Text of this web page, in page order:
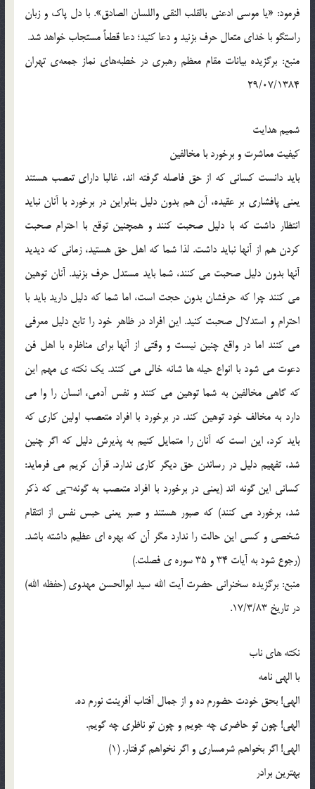
فرمود: «يا موسى ادعنى بالقلب النقى واللسان الصادق». با دل پاك و زبان
راستگو با خداى متعال حرف بزنيد و دعا كنيد؛ دعا قطعاً مستجاب خواهد شد.
منبع: برگزیده بيانات مقام معظم رهبری در خطبه‌هاى نماز جمعه‌ى تهران
29/07/1384
شمیم هدایت
کیفیت معاشرت و برخورد با مخالفین
باید دانست کسانی که از حق فاصله گرفته اند، غالبا دارای تعصب هستند
یعنی پافشاری بر عقیده، آن هم بدون دلیل بنابراین در برخورد با آنان نباید
انتظار داشت که با دلیل صحبت کنند و همچنین توقع با احترام صحبت
کردن هم از آنها نباید داشت. لذا شما که اهل حق هستید، زمانی که دیدید
آنها بدون دلیل صحبت می کنند، شما باید مستدل حرف بزنید. آنان توهین
می کنند چرا که حرفشان بدون حجت است، اما شما که دلیل دارید باید با
احترام و استدلال صحبت کنید. این افراد در ظاهر خود را تابع دلیل معرفی
می کنند اما در واقع چنین نیست و وقتی از آنها برای مناظره با اهل فن
دعوت می شود با انواع حیله ها شانه خالی می کنند. یک نکته ی مهم این
که گاهی مخالفین به شما توهین می کنند و نفس آدمی، انسان را وا می
دارد به مخالف خود توهین کند. در برخورد با افراد متعصب اولین کاری که
باید کرد، این است که آنان را متمایل کنیم به پذیرش دلیل که اگر چنین
شد، تفهیم دلیل در رساندن حق دیگر کاری ندارد. قرآن کریم می فرماید:
کسانی این گونه اند (یعنی در برخورد با افراد متعصب به گونه¬یی که ذکر
شد، برخورد می کنند) که صبور هستند و صبر یعنی حبس نفس از انتقام
شخصی و کسی این حالت را ندارد مگر آن که بهره ای عظیم داشته باشد.
(رجوع شود به آیات 34 و 35 سوره ی فصلت.)
منبع: برگزیده سخنرانی حضرت آیت الله سید ابوالحسن مهدوی (حفظه الله)
در تاریخ 17/3/83.
نکته های ناب
با الهی نامه
الهی! بحق خودت حضورم ده و از جمال آفتاب آفرینت نورم ده.
الهی! چون تو حاضری چه جویم و چون تو ناظری چه گویم.
الهی! اگر بخواهم شرمساری و اگر نخواهم گرفتار. (1)
بهترین برادر